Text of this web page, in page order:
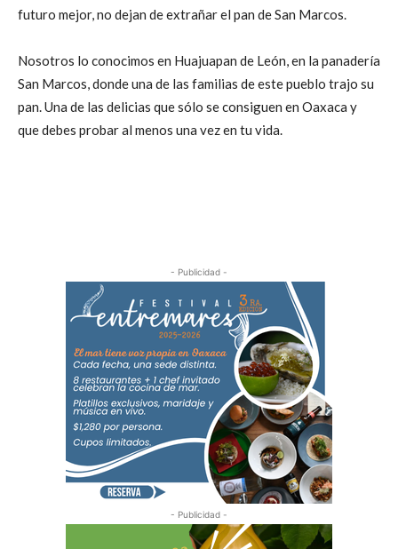
futuro mejor, no dejan de extrañar el pan de San Marcos.
Nosotros lo conocimos en Huajuapan de León, en la panadería
San Marcos, donde una de las familias de este pueblo trajo su
pan. Una de las delicias que sólo se consiguen en Oaxaca y
que debes probar al menos una vez en tu vida.
- Publicidad -
- Publicidad -